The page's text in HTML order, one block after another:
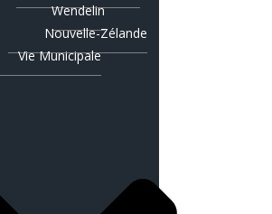
Wendelin
Nouvelle-Zélande
Vie Municipale